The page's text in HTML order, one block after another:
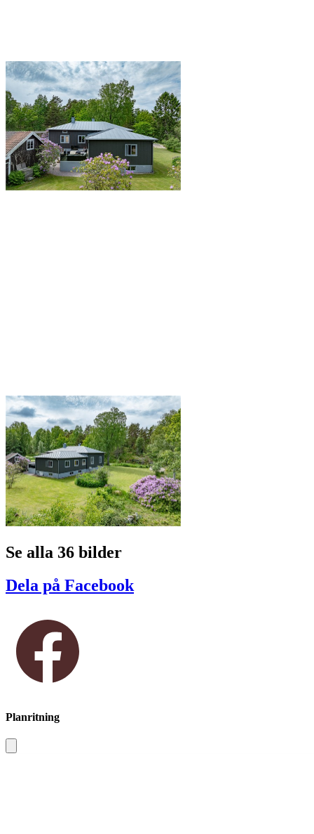
Se alla 36 bilder
Dela på Facebook
Planritning